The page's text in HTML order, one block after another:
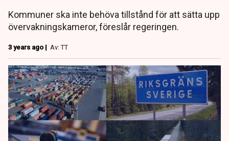
Kommuner ska inte behöva tillstånd för att sätta upp
övervakningskameror, föreslår regeringen.
3 years ago | Av: TT